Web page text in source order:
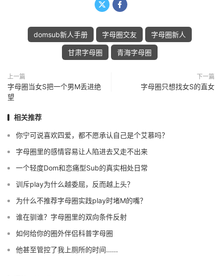
 
domsub新人手册 字母圈交友 字母圈新人
甘肃字母圈 青海字母圈
上一篇
字母圈当女S把一个男M丢进绝
望
下一篇
字母圈只想找女S的直女
相关推荐
你宁可说喜欢四爱，都不愿承认自己是个艾慕吗？
字母圈里的感情容易让人陷进去又走不出来
一个轻度Dom和恋痛型Sub的真实相处日常
训斥play为什么越委屈，反而越上头？
为什么不推荐字母圈实践play时堵M的嘴？
谁在驯谁？字母圈里的双向条件反射
如何给你的圈外伴侣科普字母圈
他甚至管控了我上厕所的时间......